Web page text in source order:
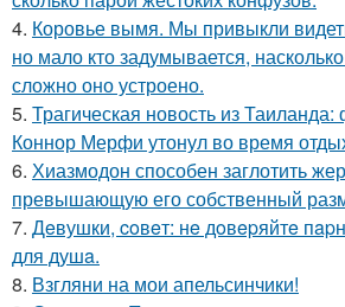
4. Коровье вымя. Мы привыкли
но мало кто задумывается,
сложно оно устроено.
5. Трагическая новость из Таиланда:
Коннор Мерфи утонул во время
6. Хиазмодон способен заглотить
превышающую его собственный
7. Дeвушки, coвeт: нe дoвepяйтe
для душa.
8. Взгляни на мои апельсинчики!